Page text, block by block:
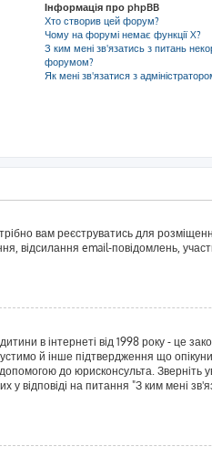
Інформація про phpBB
Хто створив цей форум?
Чому на форумі немає функції X?
З ким мені зв'язатись з питань
форумом?
Як мені зв'язатися з
вам реєструватись для
відсилання email-повідомлень,
в інтернеті від 1998 року - це
й інше підтвердження що
до юрисконсульта. Зверніть
відповіді на питання "З ким мені